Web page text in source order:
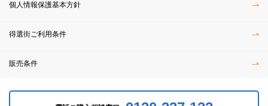
個人情報保護基本方針
得選街ご利用条件
販売条件